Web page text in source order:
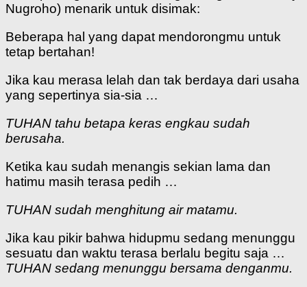
Nugroho) menarik untuk disimak:
Beberapa hal yang dapat mendorongmu untuk
tetap bertahan!
Jika kau merasa lelah dan tak berdaya dari usaha
yang sepertinya sia-sia …
TUHAN tahu betapa keras engkau sudah
berusaha.
Ketika kau sudah menangis sekian lama dan
hatimu masih terasa pedih …
TUHAN sudah menghitung air matamu.
Jika kau pikir bahwa hidupmu sedang menunggu
sesuatu dan waktu terasa berlalu begitu saja …
TUHAN sedang menunggu bersama denganmu.